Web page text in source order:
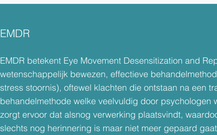
EMDR
EMDR betekent Eye Movement Desensitization and
wetenschappelijk bewezen, effectieve
stress stoornis), oftewel klachten die ontstaan na een
behandelmethode welke veelvuldig door psychologen
zorgt ervoor dat alsnog verwerking plaatsvindt,
slechts nog herinnering is maar niet meer gepaard